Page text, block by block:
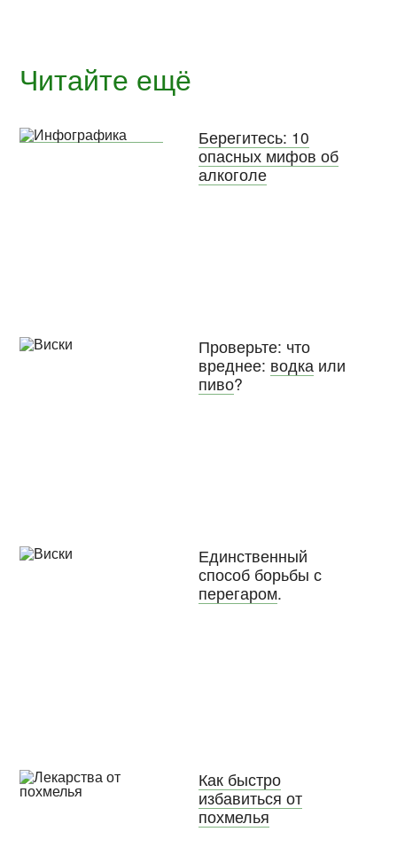
Читайте ещё
Берегитесь: 10
опасных мифов об
алкоголе
Проверьте: что
вреднее: водка или
пиво?
Единственный
способ борьбы с
перегаром.
Как быстро
избавиться от
похмелья